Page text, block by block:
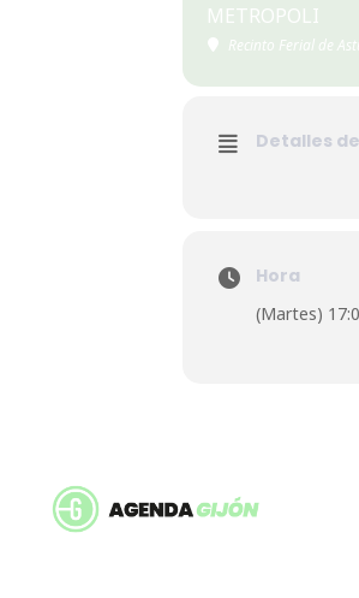
METROPOLI
Recinto Ferial de
Detalles
Hora
(Martes)